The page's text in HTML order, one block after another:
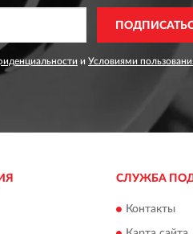
и Условиями
СЛУЖБА
Контакты